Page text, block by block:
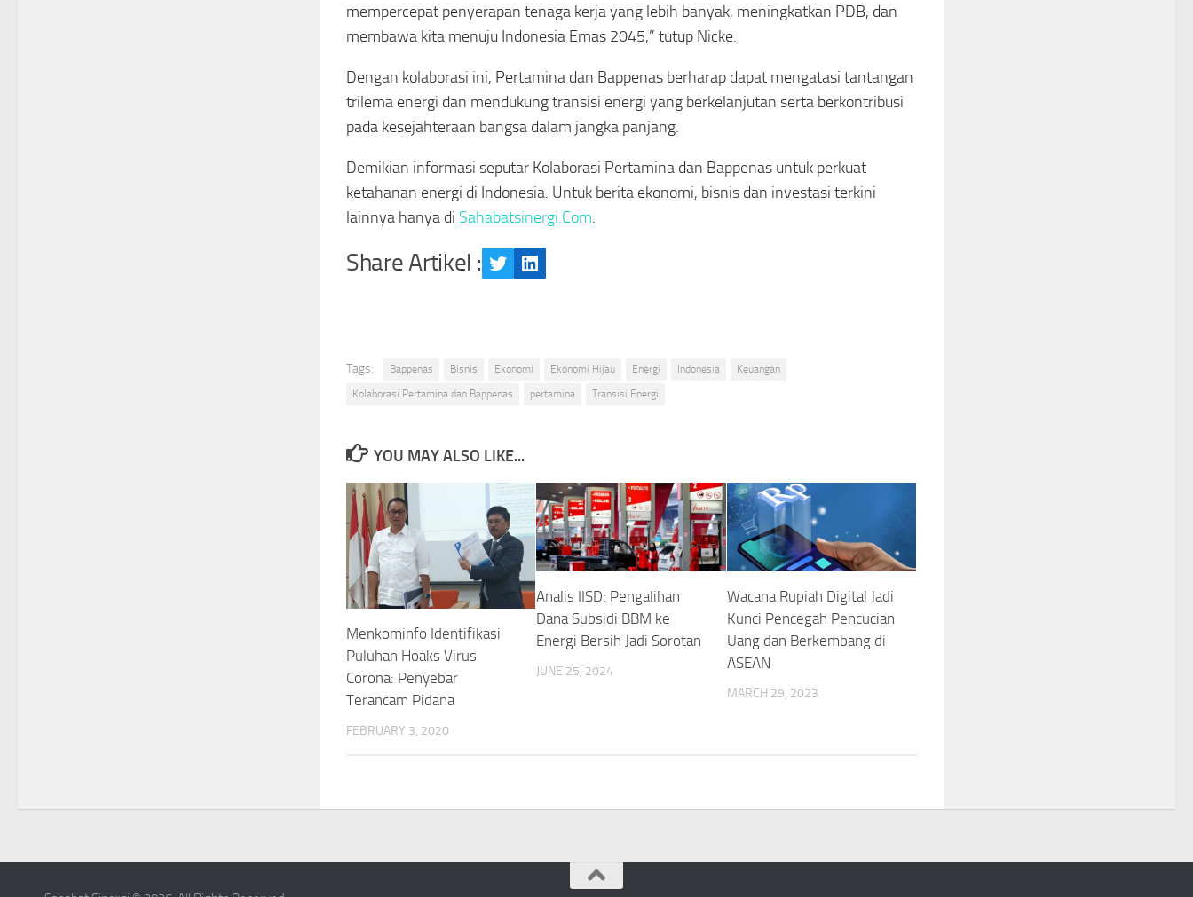
mempercepat penyerapan tenaga kerja yang lebih banyak, meningkatkan PDB, dan
membawa kita menuju Indonesia Emas 2045,” tutup Nicke.
Dengan kolaborasi ini, Pertamina dan Bappenas berharap dapat mengatasi tantangan
trilema energi dan mendukung transisi energi yang berkelanjutan serta berkontribusi
pada kesejahteraan bangsa dalam jangka panjang.
Demikian informasi seputar Kolaborasi Pertamina dan Bappenas untuk perkuat
ketahanan energi di Indonesia. Untuk berita ekonomi, bisnis dan investasi terkini
lainnya hanya di Sahabatsinergi.Com.
Share Artikel : TwitterLinkedIn
Tags: Bappenas Bisnis Ekonomi Ekonomi Hijau Energi Indonesia
Keuangan
Kolaborasi Pertamina dan Bappenas
pertamina Transisi Energi
YOU MAY ALSO LIKE...
Menkominfo Identifikasi
Puluhan Hoaks Virus
Corona: Penyebar
Terancam Pidana
FEBRUARY 3, 2020
Analis IISD: Pengalihan
Dana Subsidi BBM ke
Energi Bersih Jadi Sorotan
JUNE 25, 2024
Wacana Rupiah Digital Jadi
Kunci Pencegah Pencucian
Uang dan Berkembang di
ASEAN
MARCH 29, 2023